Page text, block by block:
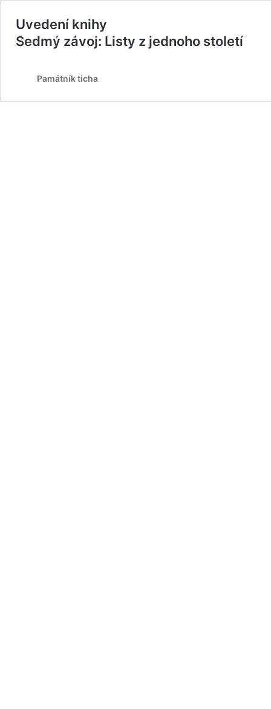
Uvedení knihy
Sedmý závoj: Listy z jednoho století
Památník ticha